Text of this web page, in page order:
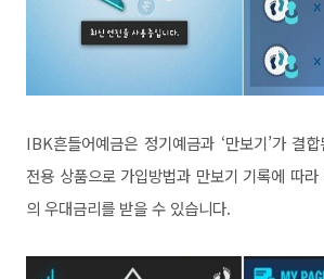
IBK흔들어예금은 정기예금과 ‘만보기’가 결
전용 상품으로 가입방법과 만보기 기록에 따
의 우대금리를 받을 수 있습니다.